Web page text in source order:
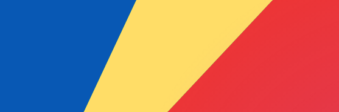
Le taux de change de MRO vers SCR aujourd'hui
Convertir Ouguiya mauritanien en Roupie seychelloise
Rate information of MRO/SCR currency pair